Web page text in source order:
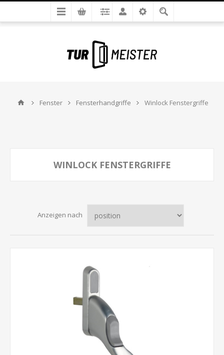
Fenster Fensterhandgriffe Winlock Fenstergriffe
WINLOCK FENSTERGRIFFE
Anzeigen nach